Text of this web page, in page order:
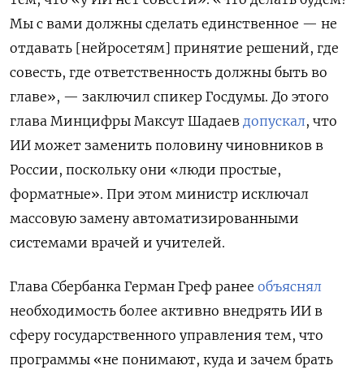
Мы с вами должны сделать единственное — не
отдавать [нейросетям] принятие решений, где
совесть, где ответственность должны быть во
главе», — заключил спикер Госдумы. До этого
глава Минцифры Максут Шадаев допускал, что
ИИ может заменить половину чиновников в
России, поскольку они «люди простые,
форматные». При этом министр исключал
массовую замену автоматизированными
системами врачей и учителей.
Глава Сбербанка Герман Греф ранее объяснял
необходимость более активно внедрять ИИ в
сферу государственного управления тем, что
программы «не понимают, куда и зачем брать